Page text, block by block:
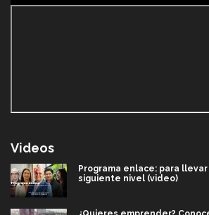
Videos
Programa enlace: para
siguiente nivel (video)